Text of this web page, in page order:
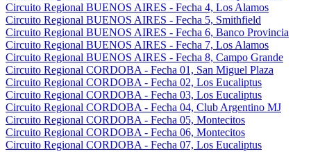
Circuito Regional BUENOS AIRES - Fecha 4, Los Alamos
Circuito Regional BUENOS AIRES - Fecha 5, Smithfield
Circuito Regional BUENOS AIRES - Fecha 6, Banco Provincia
Circuito Regional BUENOS AIRES - Fecha 7, Los Alamos
Circuito Regional BUENOS AIRES - Fecha 8, Campo Grande
Circuito Regional CORDOBA - Fecha 01, San Miguel Plaza
Circuito Regional CORDOBA - Fecha 02, Los Eucaliptus
Circuito Regional CORDOBA - Fecha 03, Los Eucaliptus
Circuito Regional CORDOBA - Fecha 04, Club Argentino MJ
Circuito Regional CORDOBA - Fecha 05, Montecitos
Circuito Regional CORDOBA - Fecha 06, Montecitos
Circuito Regional CORDOBA - Fecha 07, Los Eucaliptus